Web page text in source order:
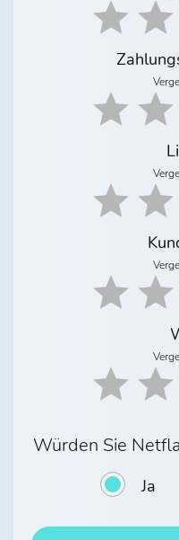
Würden Sie
Ja